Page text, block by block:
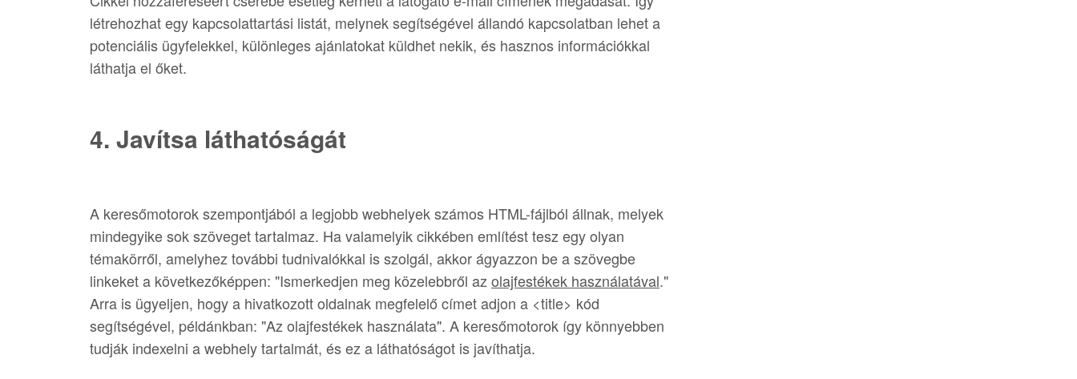
létrehozhat egy kapcsolattartási listát, melynek segítségével állandó kapcsolatban lehet a
potenciális ügyfelekkel, különleges ajánlatokat küldhet nekik, és hasznos információkkal
láthatja el őket.
4. Javítsa láthatóságát
A keresőmotorok szempontjából a legjobb webhelyek számos HTML-fájlból állnak, melyek
mindegyike sok szöveget tartalmaz. Ha valamelyik cikkében említést tesz egy olyan
témakörről, amelyhez további tudnivalókkal is szolgál, akkor ágyazzon be a szövegbe
linkeket a következőképpen: "Ismerkedjen meg közelebbről azolajfestékek használatával."
Arra is ügyeljen, hogy a hivatkozott oldalnak megfelelő címet adjon a <title> kód
segítségével, példánkban: "Az olajfestékek használata". A keresőmotorok így könnyebben
tudják indexelni a webhely tartalmát, és ez a láthatóságot is javíthatja.